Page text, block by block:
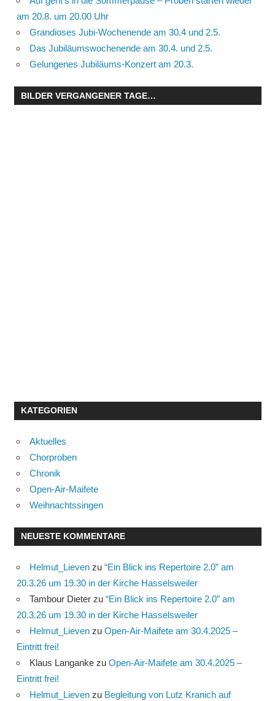
am 20.8. um 20.00 Uhr
Grandioses Jubi-Wochenende am 30.4 und 2.5.
Das Jubiläumswochenende am 30.4. und 2.5.
Gelungenes Jubiläums-Konzert am 20.3.
BILDER VERGANGENER TAGE…
KATEGORIEN
Aktuelles
Chorproben
Chronik
Open-Air-Maifete
Weihnachtssingen
NEUESTE KOMMENTARE
Helmut_Lieven zu “Ein Blick ins Repertoire 2.0” am
20.3.26 um 19.30 in der Kirche Hasselsweiler
Tambour Dieter zu “Ein Blick ins Repertoire 2.0” am
20.3.26 um 19.30 in der Kirche Hasselsweiler
Helmut_Lieven zu Open-Air-Maifete am 30.4.2025 –
Eintritt frei!
Klaus Langanke zu Open-Air-Maifete am 30.4.2025 –
Eintritt frei!
Helmut_Lieven zu Begleitung von Lutz Kranich auf